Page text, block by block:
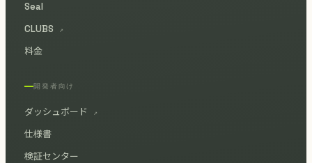
Seal
CLUBS
↗
料金
開発者向け
ダッシュボード ↗
仕様書
検証センター